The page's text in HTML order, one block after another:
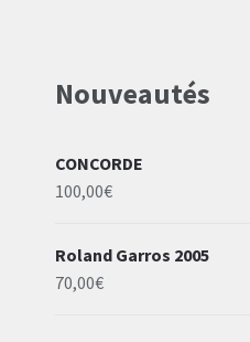
Nouveautés
CONCORDE
100,00€
Roland Garros 2005
70,00€